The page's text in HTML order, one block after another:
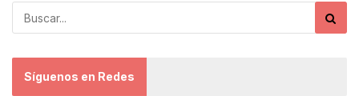
Síguenos en Redes